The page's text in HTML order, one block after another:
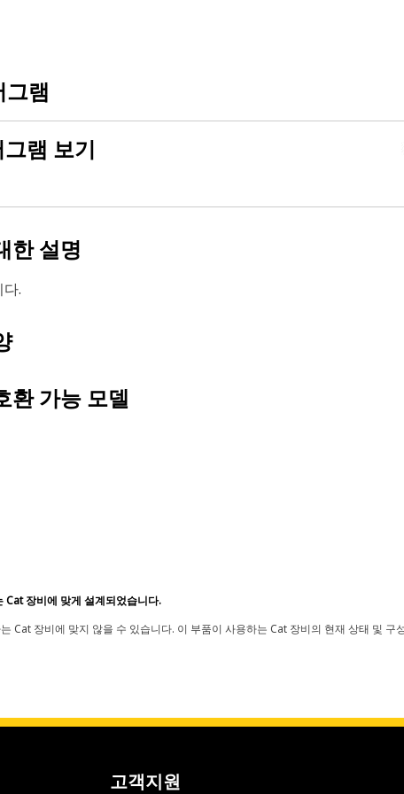
그램
램 보기
한 설명
.
환 가능 모델
Cat 장비에 맞게 설계되었습니다.
Cat 장비에 맞지 않을 수 있습니다. 이 부품이 사용하는 Cat 장비의 현재 상태 및
고객지원